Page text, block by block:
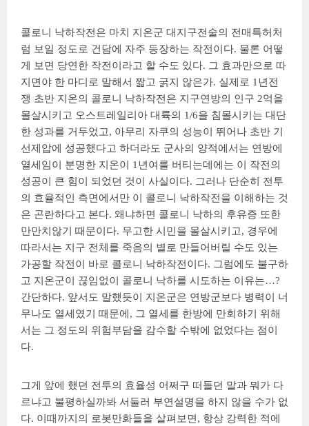
콜로니 낙하작전은 마치 지온군 대지구전술의 전매특허처
럼 보일 정도로 건담에 자주 등장하는 작전이다. 물론 어떻
게 보면 당연한 작전이라고 할 수도 있다. 그 효과만으로 따
지면야 한 마디로 말해서 짧고 굵지 않은가. 실제로 1년전
쟁 초반 지온의 콜로니 낙하작전은 지구연방의 인구 2억을
몰살시키고 오스트레일리아 대륙의 1/6을 침몰시키는 대단
한 성과를 거두었고, 아무리 자쿠의 성능이 뛰어나 초반 기
선제압에 성공했다고 하더라도 군사의 양적에서는 연방에
열세임이 분명한 지온이 1년여를 버티는데에는 이 작전의
성공이 큰 힘이 되었던 것이 사실이다. 그러나 단순히 전투
의 효율적인 측면에서만 이 콜로니 낙하작전을 이해하는 것
은 곤란하다고 본다. 왜냐하면 콜로니 낙하의 후유증 또한
만만치않기 때문이다. 무고한 시민을 몰살시키고, 경우에
따라서는 지구 전체를 죽음의 별로 만들어버릴 수도 있는
가공할 작전이 바로 콜로니 낙하작전이다. 그럼에도 불구하
고 지온군이 끊임없이 콜로니 낙하를 시도하는 이유는…?
간단하다. 앞서도 말했듯이 지온군은 연방군보다 병력이 너
무나도 열세였기 때문에, 그 열세를 한방에 만회하기 위해
서는 그 정도의 위험부담을 감수할 수밖에 없었다는 점이
다.
그게 앞에 했던 전투의 효율성 어쩌구 떠들던 말과 뭐가 다
르냐고 불평하실까봐 서둘러 부연설명을 하지 않을 수가 없
다. 이때까지의 로봇만화들을 살펴보면, 항상 강력한 적에